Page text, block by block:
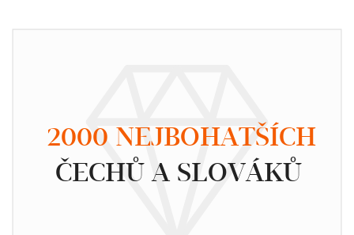
2000 NEJBOHATŠÍCH
ČECHŮ A SLOVÁKŮ